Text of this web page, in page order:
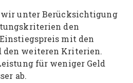
unter Berücksichtigung
den
mit den
weiteren Kriterien.
für weniger Geld
ab.